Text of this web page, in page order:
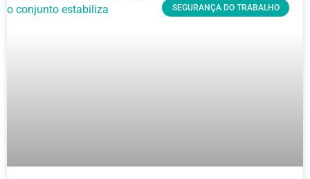
SEGURANÇA DO TRABALHO